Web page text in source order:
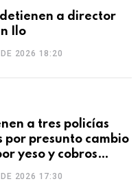
a director
Ilo
2026 18:20
a tres policías
por presunto cambio
yeso y cobros
2026 17:30